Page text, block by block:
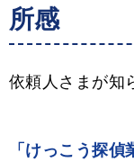
所感
依頼人さまが知
「けっこう探